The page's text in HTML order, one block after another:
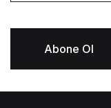
Abone Ol